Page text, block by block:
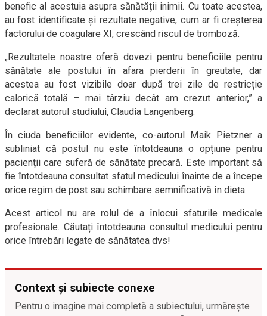
benefic al acestuia asupra sănătății inimii. Cu toate acestea,
au fost identificate și rezultate negative, cum ar fi creșterea
factorului de coagulare XI, crescând riscul de tromboză.
„Rezultatele noastre oferă dovezi pentru beneficiile pentru
sănătate ale postului în afara pierderii în greutate, dar
acestea au fost vizibile doar după trei zile de restricție
calorică totală – mai târziu decât am crezut anterior,” a
declarat autorul studiului, Claudia Langenberg.
În ciuda beneficiilor evidente, co-autorul Maik Pietzner a
subliniat că postul nu este întotdeauna o opțiune pentru
pacienții care suferă de sănătate precară. Este important să
fie întotdeauna consultat sfatul medicului înainte de a începe
orice regim de post sau schimbare semnificativă în dieta.
Acest articol nu are rolul de a înlocui sfaturile medicale
profesionale. Căutați întotdeauna consultul medicului pentru
orice întrebări legate de sănătatea dvs!
Context și subiecte conexe
Pentru o imagine mai completă a subiectului, urmărește